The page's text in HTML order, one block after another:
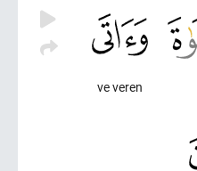
ve veren